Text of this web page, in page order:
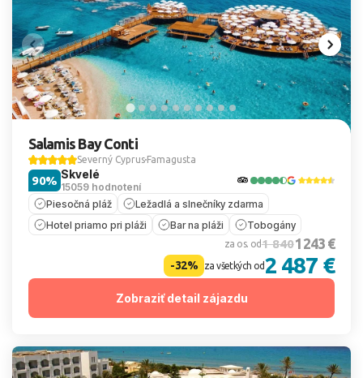
Salamis Bay Conti
Severný Cyprus Famagusta
Skvelé
15059 hodnotení
90%
Piesočná pláž
Ležadlá a slnečníky zdarma
Hotel priamo pri pláži
Bar na pláži Tobogány
za os. od1 8401 243 €
-32% za všetkých od2 487 €
Zobraziť detail zájazdu